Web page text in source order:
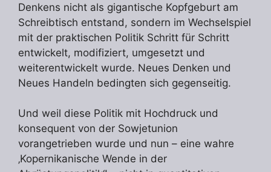
Denkens nicht als gigantische Kopfgeburt am
Schreibtisch entstand, sondern im Wechselspiel
mit der praktischen Politik Schritt für Schritt
entwickelt, modifiziert, umgesetzt und
weiterentwickelt wurde. Neues Denken und
Neues Handeln bedingten sich gegenseitig.
Und weil diese Politik mit Hochdruck und
konsequent von der Sowjetunion
vorangetrieben wurde und nun – eine wahre
‚Kopernikanische Wende in der